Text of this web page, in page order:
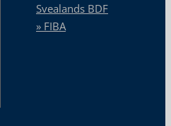
Svealands BDF
» FIBA